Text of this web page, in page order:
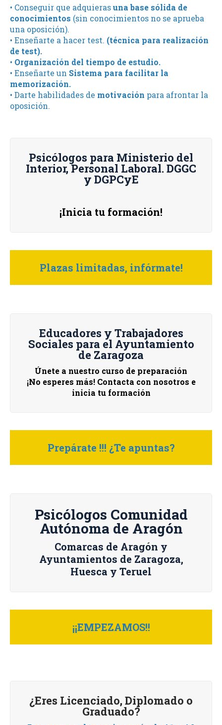
• Conseguir que adquierasuna base sólida de
conocimientos (sin conocimientos no se aprueba
una oposición).
• Enseñarte a hacer test. (técnica para realización
de test).
• Organización del tiempo de estudio.
• Enseñarte un Sistema para facilitar la
memorización.
• Darte habilidades de motivación para afrontar la
oposición.
Psicólogos para Ministerio del
Interior, Personal Laboral. DGGC
y DGPCyE
¡Inicia tu formación!
Plazas limitadas, infórmate!
Educadores y Trabajadores
Sociales para el Ayuntamiento
de Zaragoza
Únete a nuestro curso de preparación
¡No esperes más! Contacta con nosotros e
inicia tu formación
Prepárate !!! ¿Te apuntas?
Psicólogos Comunidad
Autónoma de Aragón
Comarcas de Aragón y
Ayuntamientos de Zaragoza,
Huesca y Teruel
¡¡EMPEZAMOS!!
¿Eres Licenciado, Diplomado o
Graduado?